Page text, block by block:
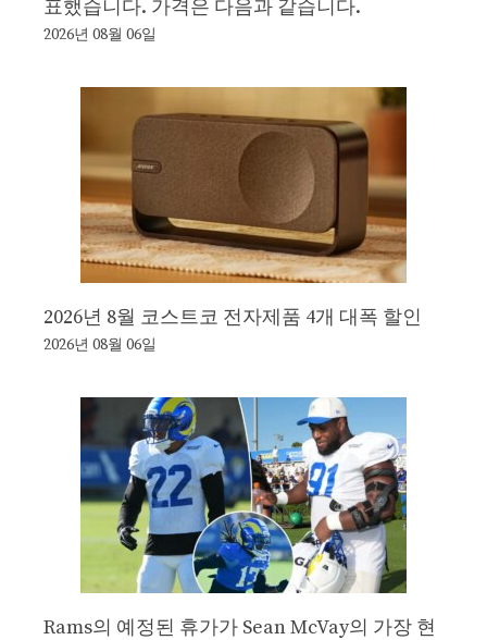
표했습니다. 가격은 다음과 같습니다.
2026년 08월 06일
2026년 8월 코스트코 전자제품 4개 대폭 할인
2026년 08월 06일
Rams의 예정된 휴가가 Sean McVay의 가장 현